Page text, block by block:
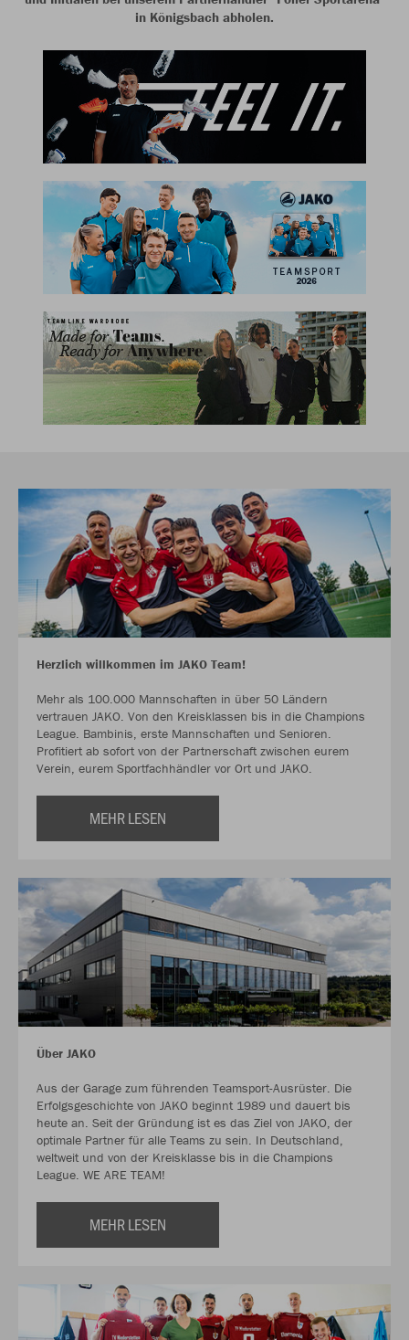
in Königsbach abholen.
Herzlich willkommen im JAKO Team!
Mehr als 100.000 Mannschaften in über 50 Ländern
vertrauen JAKO. Von den Kreisklassen bis in die Champions
League. Bambinis, erste Mannschaften und Senioren.
Profitiert ab sofort von der Partnerschaft zwischen eurem
Verein, eurem Sportfachhändler vor Ort und JAKO.
MEHR LESEN
Über JAKO
Aus der Garage zum führenden Teamsport-Ausrüster. Die
Erfolgsgeschichte von JAKO beginnt 1989 und dauert bis
heute an. Seit der Gründung ist es das Ziel von JAKO, der
optimale Partner für alle Teams zu sein. In Deutschland,
weltweit und von der Kreisklasse bis in die Champions
League. WE ARE TEAM!
MEHR LESEN